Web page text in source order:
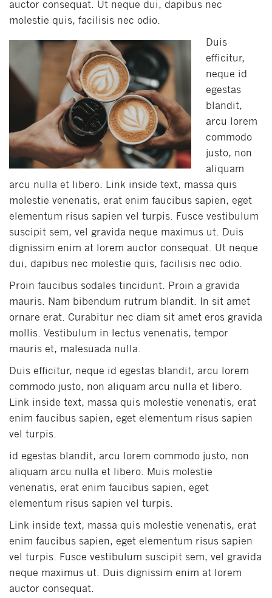
auctor consequat. Ut neque dui, dapibus nec
molestie quis, facilisis nec odio.
Duis
efficitur,
neque id
egestas
blandit,
arcu lorem
commodo
justo, non
aliquam
arcu nulla et libero. Link inside text, massa quis
molestie venenatis, erat enim faucibus sapien, eget
elementum risus sapien vel turpis. Fusce vestibulum
suscipit sem, vel gravida neque maximus ut. Duis
dignissim enim at lorem auctor consequat. Ut neque
dui, dapibus nec molestie quis, facilisis nec odio.
Proin faucibus sodales tincidunt. Proin a gravida
mauris. Nam bibendum rutrum blandit. In sit amet
ornare erat. Curabitur nec diam sit amet eros gravida
mollis. Vestibulum in lectus venenatis, tempor
mauris et, malesuada nulla.
Duis efficitur, neque id egestas blandit, arcu lorem
commodo justo, non aliquam arcu nulla et libero.
Link inside text, massa quis molestie venenatis, erat
enim faucibus sapien, eget elementum risus sapien
vel turpis.
id egestas blandit, arcu lorem commodo justo, non
aliquam arcu nulla et libero. Muis molestie
venenatis, erat enim faucibus sapien, eget
elementum risus sapien vel turpis.
Link inside text, massa quis molestie venenatis, erat
enim faucibus sapien, eget elementum risus sapien
vel turpis. Fusce vestibulum suscipit sem, vel gravida
neque maximus ut. Duis dignissim enim at lorem
auctor consequat.